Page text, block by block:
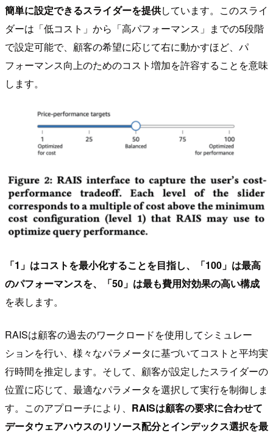
簡単に設定できるスライダーを提供しています。このスライ
ダーは「低コスト」から「高パフォーマンス」までの5段階
で設定可能で、顧客の希望に応じて右に動かすほど、パ
フォーマンス向上のためのコスト増加を許容することを意味
します。
「1」はコストを最小化することを目指し、「100」は最高
のパフォーマンスを、「50」は最も費用対効果の高い構成
を表します。
RAISは顧客の過去のワークロードを使用してシミュレー
ションを行い、様々なパラメータに基づいてコストと平均実
行時間を推定します。そして、顧客が設定したスライダーの
位置に応じて、最適なパラメータを選択して実行を制御しま
す。このアプローチにより、 RAISは顧客の要求に合わせて
データウェアハウスのリソース配分とインデックス選択を最